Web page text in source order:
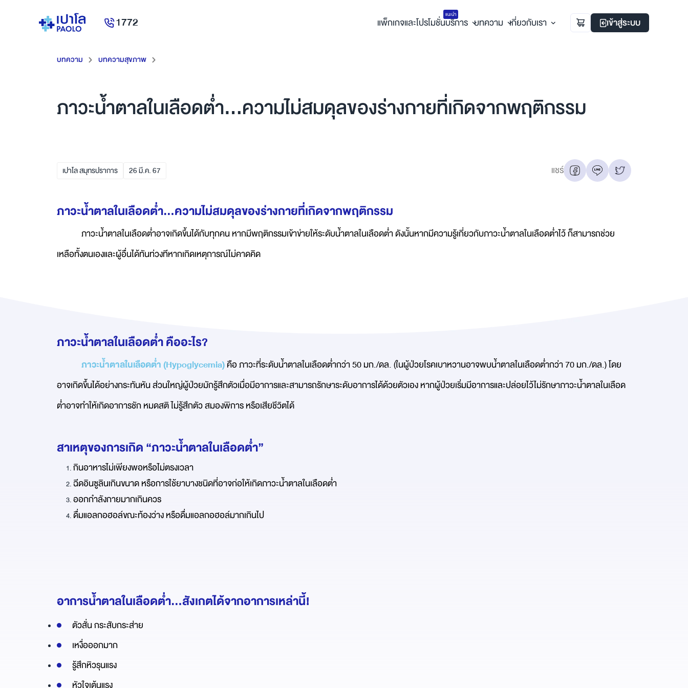
1772 แพ็กเกจและโปรโมชั่น
แนะนำ
บริการ บทความ เกี่ยวกับเรา เข้าสู่ระบบ
บทความ บทความสุขภาพ
ภาวะน้ำตาลในเลือดต่ำ...ความไม่สมดุลของร่างกายที่เกิดจากพฤติกรรม
เปาโล สมุทรปราการ 26มี.ค.67 แชร์
ภาวะน้ำตาลในเลือดต่ำ...ความไม่สมดุลของร่างกายที่เกิดจากพฤติกรรม
ภาวะน้ำตาลในเลือดต่ำอาจเกิดขึ้นได้กับทุกคน หากมีพฤติกรรมเข้าข่ายให้ระดับน้ำตาลในเลือดต่ำ ดังนั้นหากมีความรู้เกี่ยวกับภาวะน้ำตาลในเลือดต่ำไว้ ก็สามารถช่วย
เหลือทั้งตนเองและผู้อื่นได้ทันท่วงทีหากเกิดเหตุการณ์ไม่คาดคิด
ภาวะน้ำตาลในเลือดต่ำ คืออะไร?
ภาวะน้ำตาลในเลือดต่ำ (Hypoglycemia)คือ ภาวะที่ระดับน้ำตาลในเลือดต่ำกว่า 50 มก./ดล. (ในผู้ป่วยโรคเบาหวานอาจพบน้ำตาลในเลือดต่ำกว่า 70 มก./ดล.) โดย
อาจเกิดขึ้นได้อย่างกระทันหัน ส่วนใหญ่ผู้ป่วยมักรู้สึกตัวเมื่อมีอาการและสามารถรักษาระดับอาการได้ด้วยตัวเอง หากผู้ป่วยเริ่มมีอาการและปล่อยไว้ไม่รักษาภาวะน้ำตาลในเลือด
ต่ำอาจทำให้เกิดอาการชัก หมดสติ ไม่รู้สึกตัว สมองพิการ หรือเสียชีวิตได้
สาเหตุของการเกิด “ภาวะน้ำตาลในเลือดต่ำ”
กินอาหารไม่เพียงพอหรือไม่ตรงเวลา
ฉีดอินซูลินเกินขนาด หรือการใช้ยาบางชนิดที่อาจก่อให้เกิดภาวะน้ำตาลในเลือดต่ำ
ออกกำลังกายมากเกินควร
ดื่มแอลกอฮอล์ขณะท้องว่าง หรือดื่มแอลกอฮอล์มากเกินไป
อาการน้ำตาลในเลือดต่ำ...สังเกตได้จากอาการเหล่านี้!
ตัวสั่น กระสับกระส่าย
เหงื่อออกมาก
รู้สึกหิวรุนแรง